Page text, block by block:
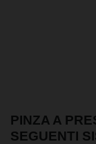
PINZA A
SEGUENTI